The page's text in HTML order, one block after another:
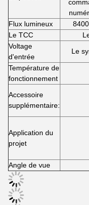
Flux lumineux
Le TCC
Voltage
d'entrée
Le
Température de
fonctionnement
Accessoire
supplémentaire:
Application du
projet
Angle de vue